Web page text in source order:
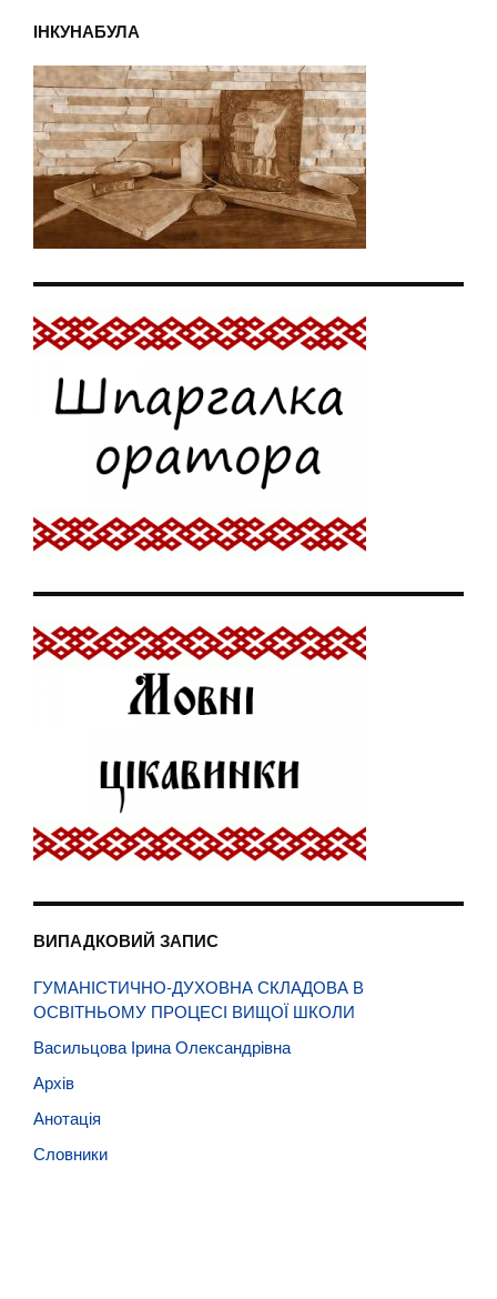
ІНКУНАБУЛА
ВИПАДКОВИЙ ЗАПИС
ГУМАНІСТИЧНО-ДУХОВНА СКЛАДОВА В
ОСВІТНЬОМУ ПРОЦЕСІ ВИЩОЇ ШКОЛИ
Васильцова Ірина Олександрівна
Архів
Анотація
Словники